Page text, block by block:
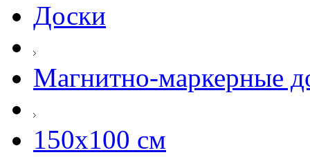
Доски
Магнитно-маркерные
150х100 см